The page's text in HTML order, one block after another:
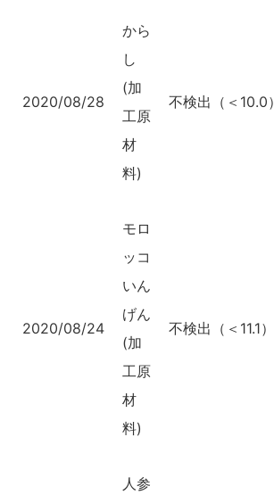
2020/08/28
から
し
(加
工原
材
料)
不検出（＜10.0）
2020/08/24
モロ
ッコ
いん
げん
(加
工原
材
料)
不検出（＜11.1）
人参